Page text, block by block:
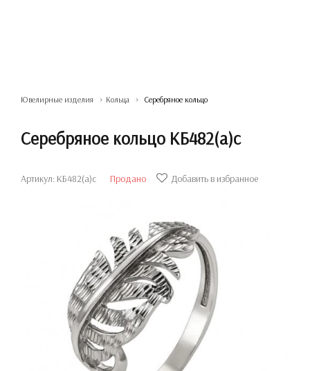
Ювелирные изделия Кольца Серебряное кольцо
Серебряное кольцо КБ482(а)с
Артикул: КБ482(а)с Продано Добавить в избранное